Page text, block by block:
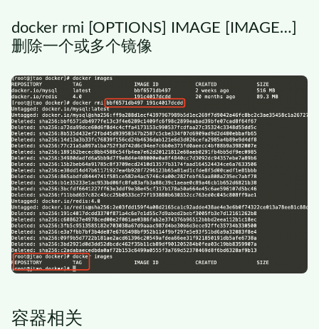
docker rmi [OPTIONS] IMAGE [IMAGE…]
删除一个或多个镜像
容器相关